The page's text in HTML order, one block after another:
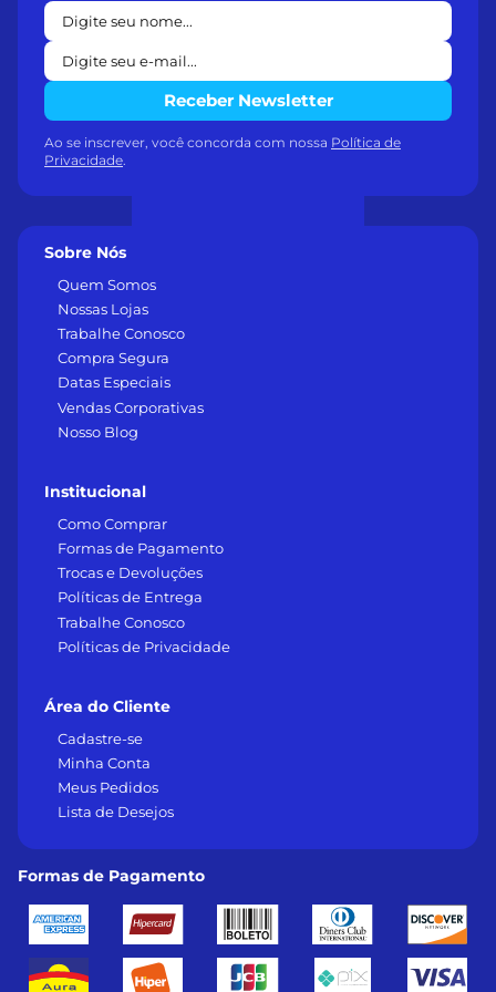
Sobre Nós
Quem Somos
Nossas Lojas
Trabalhe Conosco
Compra Segura
Datas Especiais
Vendas Corporativas
Nosso Blog
Institucional
Como Comprar
Formas de Pagamento
Trocas e Devoluções
Políticas de Entrega
Trabalhe Conosco
Políticas de Privacidade
Área do Cliente
Cadastre-se
Minha Conta
Meus Pedidos
Lista de Desejos
Receber Newsletter
Ao se inscrever, você concorda com nossa Política de
Privacidade
Formas de Pagamento